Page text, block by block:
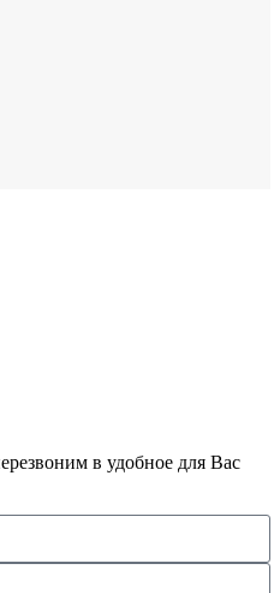
в удобное для Вас